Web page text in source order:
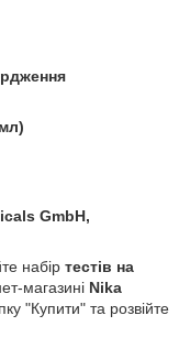
GmbH,
набір тестів на
магазині Nika
"Купити" та розвійте